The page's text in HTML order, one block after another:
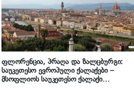
ფლორენცია, პრაღა და ზალცბურგი:
საუკეთესო ევროპული ქალაქები –
მსოფლიოს საუკეთესო ქალაქი